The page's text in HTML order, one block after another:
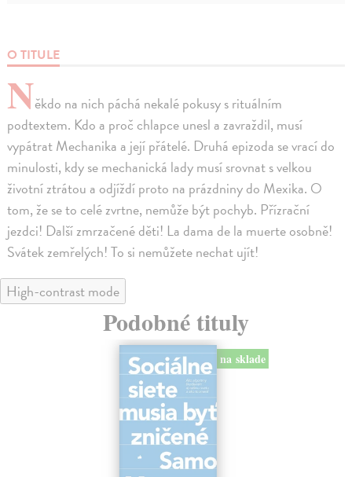
O TITULE
Někdo na nich páchá nekalé pokusy s rituálním
podtextem. Kdo a proč chlapce unesl a zavraždil, musí
vypátrat Mechanika a její přátelé. Druhá epizoda se vrací do
minulosti, kdy se mechanická lady musí srovnat s velkou
životní ztrátou a odjíždí proto na prázdniny do Mexika. O
tom, že se to celé zvrtne, nemůže být pochyb. Přízrační
jezdci! Další zmrzačené děti! La dama de la muerte osobně!
Svátek zemřelých! To si nemůžete nechat ujít!
High-contrast mode
Podobné tituly
na sklade